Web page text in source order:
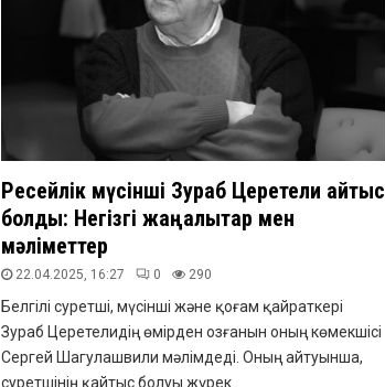
Ресейлік мүсінші Зураб Церетели қайтыс
болды: Негізгі жаңалықтар мен
мәліметтер
22.04.2025, 16:27 0 290
Белгілі суретші, мүсінші және қоғам қайраткері
Зураб Церетелидің өмірден озғанын оның көмекшісі
Сергей Шагулашвили мәлімдеді. Оның айтуынша,
суретшінің қайтыс болуы жүрек...